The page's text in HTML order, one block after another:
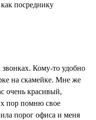
посреднику
Кому-то удобно
на скамейке. Мне же
очень красивый,
пор помню свое
порог офиса и меня